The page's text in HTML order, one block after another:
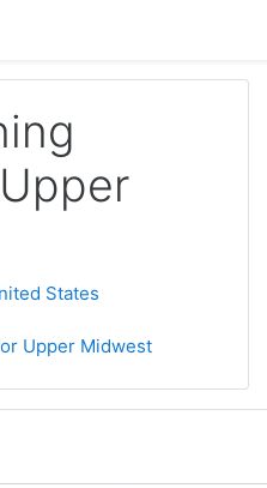
States
Upper Midwest